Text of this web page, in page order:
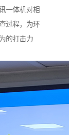
一体机对相
过程，为环
的打击力